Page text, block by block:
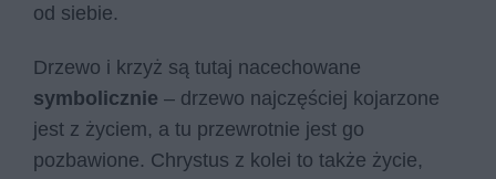
od siebie.
Drzewo i krzyż są tutaj nacechowane
symbolicznie – drzewo najczęściej kojarzone
jest z życiem, a tu przewrotnie jest go
pozbawione. Chrystus z kolei to także życie,